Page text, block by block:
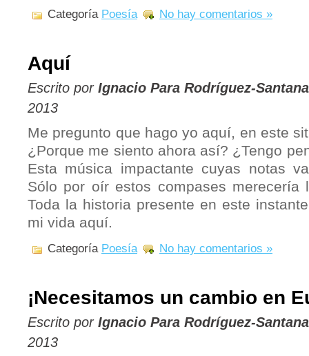
Categoría Poesía No hay comentarios »
Aquí
Escrito por Ignacio Para Rodríguez-Santana
2013
Me pregunto que hago yo aquí, en este
¿Porque me siento ahora así? ¿Tengo
Esta música impactante cuyas notas
Sólo por oír estos compases merecería
Toda la historia presente en este
mi vida aquí.
Categoría Poesía No hay comentarios »
¡Necesitamos un cambio en
Escrito por Ignacio Para Rodríguez-Santana
2013